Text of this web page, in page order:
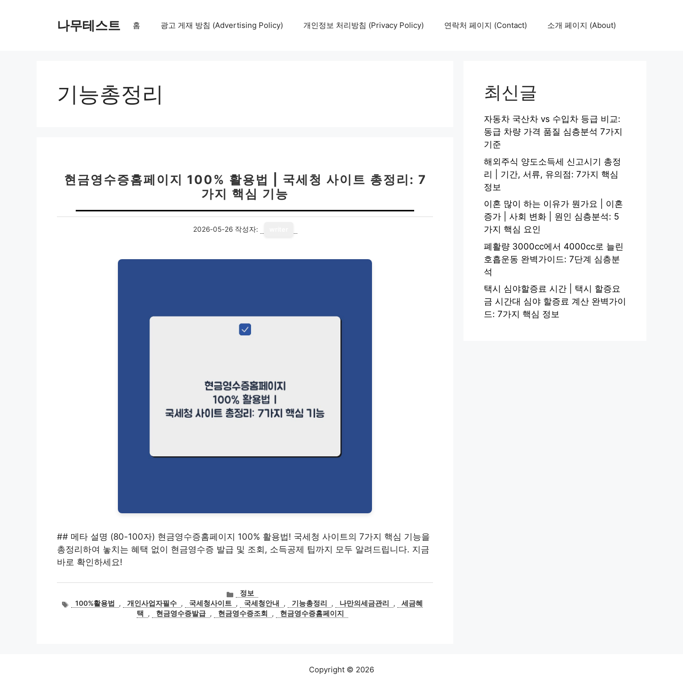
나무테스트 홈 광고 게재 방침 (Advertising Policy) 개인정보 처리방침 (Privacy Policy) 연락처 페이지 (Contact) 소개 페이지 (About)
기능총정리
현금영수증홈페이지 100% 활용법 | 국세청 사이트 총정리: 7
가지 핵심 기능
2026-05-26 작성자:
## 메타 설명 (80-100자) 현금영수증홈페이지 100% 활용법! 국세청 사이트의 7가지 핵심 기능을
총정리하여 놓치는 혜택 없이 현금영수증 발급 및 조회, 소득공제 팁까지 모두 알려드립니다. 지금
바로 확인하세요!
카
고
정보
태100%활용법 , 개인사업자필수 , 국세청사이트 , 국세청안내 , 기능총정리 , 나만의세금관리 ,
세금혜
택
, 현금영수증발급 , 현금영수증조회 , 현금영수증홈페이지
최신글
자동차 국산차 vs 수입차 등급 비교:
동급 차량 가격 품질 심층분석 7가지
기준
해외주식 양도소득세 신고시기 총정
리 | 기간, 서류, 유의점: 7가지 핵심
정보
이혼 많이 하는 이유가 뭔가요 | 이혼
증가 | 사회 변화 | 원인 심층분석: 5
가지 핵심 요인
폐활량 3000cc에서 4000cc로 늘린
호흡운동 완벽가이드: 7단계 심층분
석
택시 심야할증료 시간 | 택시 할증요
금 시간대 심야 할증료 계산 완벽가이
드: 7가지 핵심 정보
Copyright © 2026